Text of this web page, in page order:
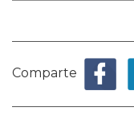
Comparte